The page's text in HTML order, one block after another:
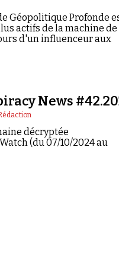
Géopolitique Profonde
actifs de la machine de
d'un influenceur aux
News
décryptée
(du 07/10/2024 au